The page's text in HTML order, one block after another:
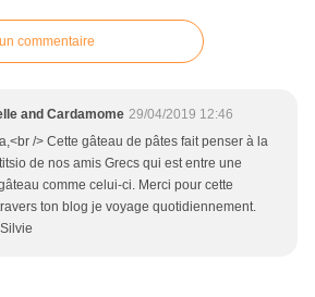
commentaire
and Cardamome 29/04/2019 12:46
/> Cette gâteau de pâtes fait penser à la
de nos amis Grecs qui est entre une
comme celui-ci. Merci pour cette
ton blog je voyage quotidiennement.